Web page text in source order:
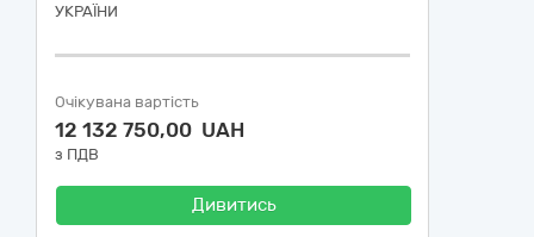
УКРАЇНИ
Очікувана вартість
12 132 750,00 UAH
з ПДВ
Дивитись